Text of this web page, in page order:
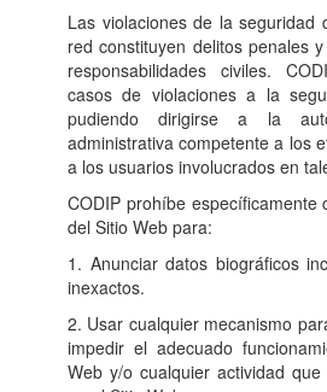
Las violaciones de la seguridad
red constituyen delitos penales
responsabilidades civiles.
casos de violaciones a la
pudiendo dirigirse a la
administrativa competente a los
a los usuarios involucrados en
CODIP prohíbe específicamente
del Sitio Web para:
1. Anunciar datos biográficos
inexactos.
2. Usar cualquier mecanismo
impedir el adecuado
Web y/o cualquier actividad